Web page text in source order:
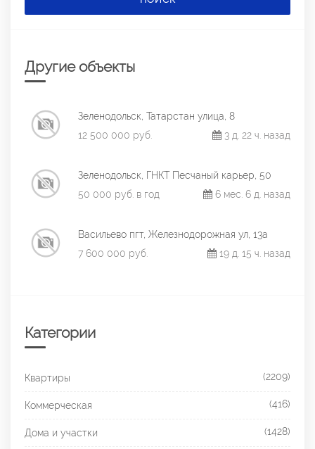
Другие объекты
Зеленодольск, Татарстан улица, 8
12 500 000 руб.
3 д. 22 ч. назад
Зеленодольск, ГНКТ Песчаный карьер, 50
50 000 руб. в год
6 мес. 6 д. назад
Васильево пгт, Железнодорожная ул, 13а
7 600 000 руб.
19 д. 15 ч. назад
Категории
Квартиры (2209)
Коммерческая (416)
Дома и участки (1428)